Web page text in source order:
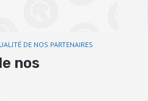
DE NOS PARTENAIRES
nos